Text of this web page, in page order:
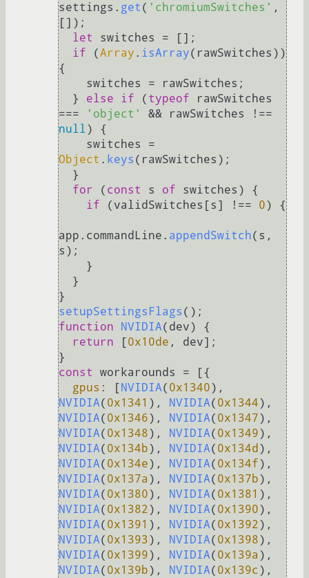
settings. get ( 'chromiumSwitches' ,
[]);
let
switches = [];
if (Array . isArray(rawSwitches))
{
  }
else if ( typeof rawSwitches
===
'object'
null) {
Object . keys (rawSwitches);
for
( const s of switches) {
if (validSwitches[s] !== 0) {
app. commandLine . appendSwitch(s,
s);
setupSettingsFlags
function
NVIDIA( dev) {
return [0x10de , dev];
const
workarounds = [{
gpus : [NVIDIA( 0x1340
NVIDIA( 0x1341 ), NVIDIA( 0x1344
NVIDIA( 0x1346), NVIDIA( 0x1347
NVIDIA( 0x1348), NVIDIA( 0x1349
NVIDIA( 0x134b), NVIDIA( 0x134d
NVIDIA( 0x134e), NVIDIA( 0x134f
NVIDIA( 0x137a ), NVIDIA( 0x137b
NVIDIA( 0x1380), NVIDIA( 0x1381
NVIDIA( 0x1382), NVIDIA( 0x1390
NVIDIA( 0x1391 ), NVIDIA( 0x1392
NVIDIA( 0x1393), NVIDIA( 0x1398
NVIDIA( 0x1399), NVIDIA( 0x139a
NVIDIA( 0x139b), NVIDIA( 0x139c